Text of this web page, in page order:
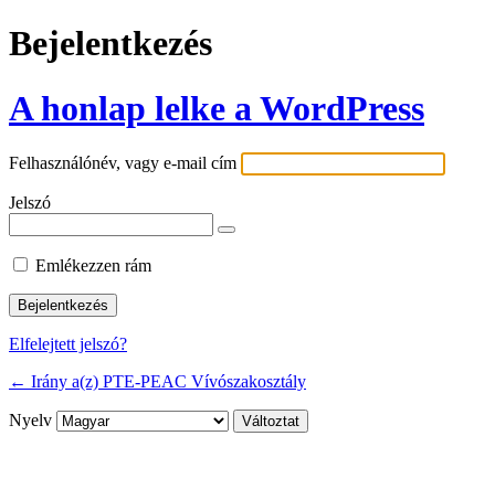
Bejelentkezés
A honlap lelke a WordPress
Felhasználónév, vagy e-mail cím
Jelszó
Emlékezzen rám
Elfelejtett jelszó?
← Irány a(z) PTE-PEAC Vívószakosztály
Nyelv